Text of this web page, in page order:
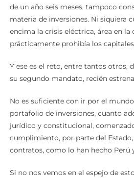
de un año seis meses, tampoco
materia de inversiones. Ni siquiera
encima la crisis eléctrica, área en
prácticamente prohibía los
Y ese es el reto, entre tantos otros,
su segundo mandato, recién
No es suficiente con ir por el
portafolio de inversiones, cuanto
jurídico y constitucional,
cumplimiento, por parte del
contratos, como lo han hecho Perú
Si no nos vemos en el espejo de